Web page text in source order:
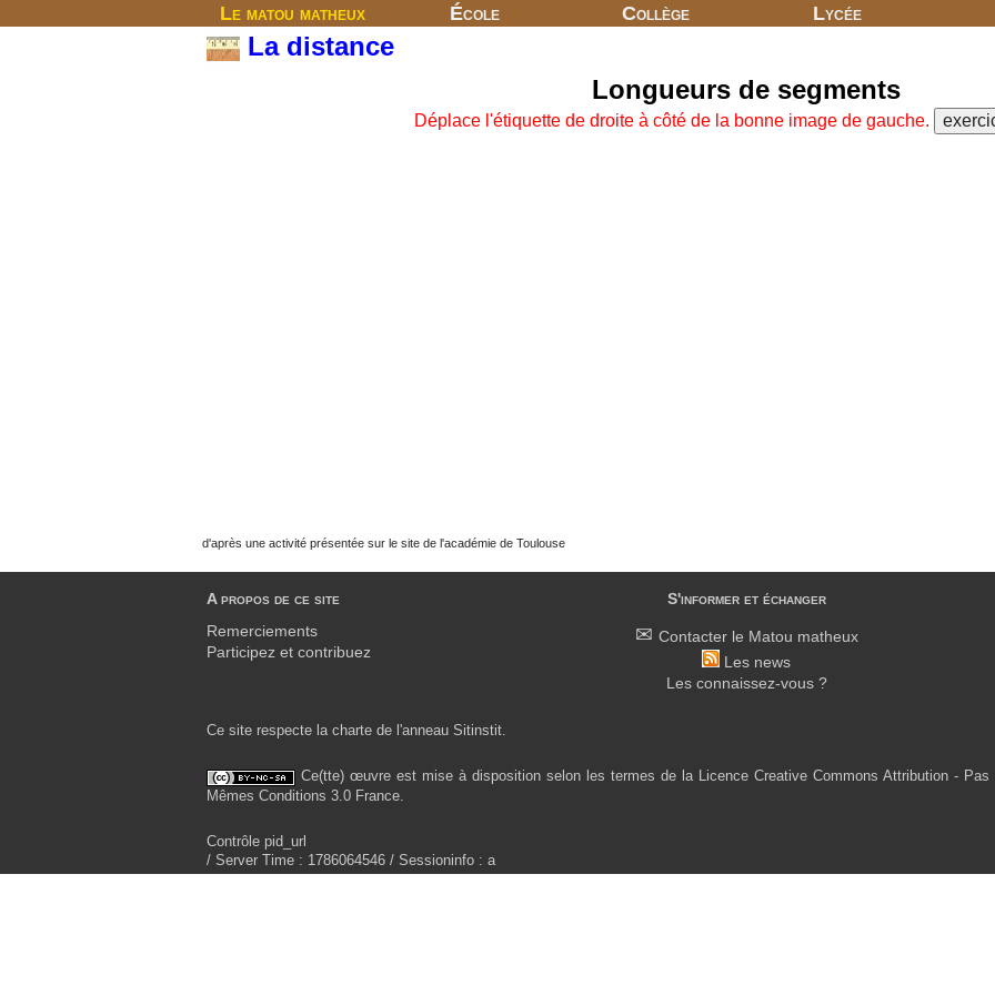
Le matou matheux École Collège Lycée
La distance
Longueurs de segments
Déplace l'étiquette de droite à côté de la bonne image de gauche.
d'après une activité présentée sur le site de l'académie de Toulouse
A propos de ce site
Remerciements
Participez et contribuez
S'informer et échanger
Contacter le Matou matheux
Les news
Les connaissez-vous ?
Ce site respecte la charte de l'anneau Sitinstit.
Ce(tte) œuvre est mise à disposition selon les termes de la Licence Creative Commons Attribution - Pas
Mêmes Conditions 3.0 France.
Contrôle pid_url
/ Server Time : 1786064546 / Sessioninfo : a